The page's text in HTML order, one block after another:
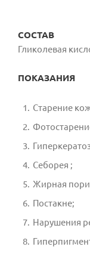
СОСТАВ
Гликолевая
ПОКАЗАНИЯ
Старение
Себорея ;
Жирная
Постакне;
Нарушения